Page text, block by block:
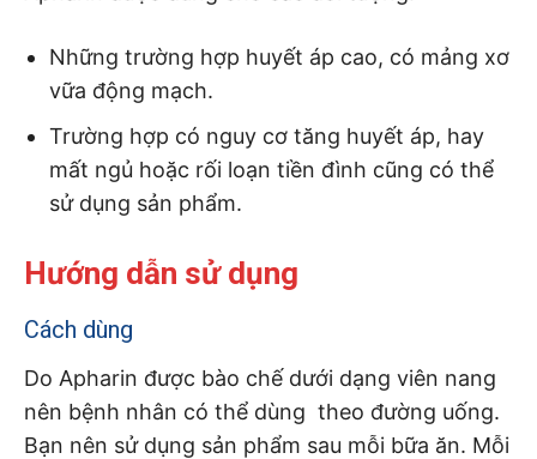
Những trường hợp huyết áp cao, có mảng xơ
vữa động mạch.
Trường hợp có nguy cơ tăng huyết áp, hay
mất ngủ hoặc rối loạn tiền đình cũng có thể
sử dụng sản phẩm.
Hướng dẫn sử dụng
Cách dùng
Do Apharin được bào chế dưới dạng viên nang
nên bệnh nhân có thể dùng theo đường uống.
Bạn nên sử dụng sản phẩm sau mỗi bữa ăn. Mỗi